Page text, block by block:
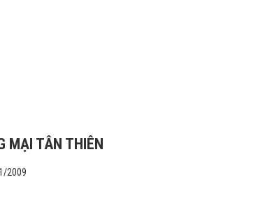
MẠI TÂN THIÊN
2009